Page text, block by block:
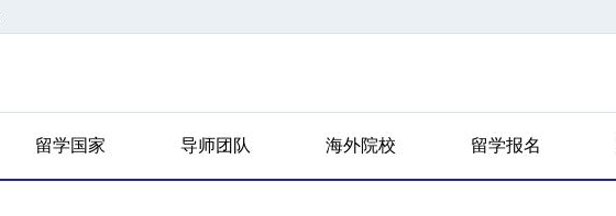
留学国家 导师团队 海外院校 留学报名